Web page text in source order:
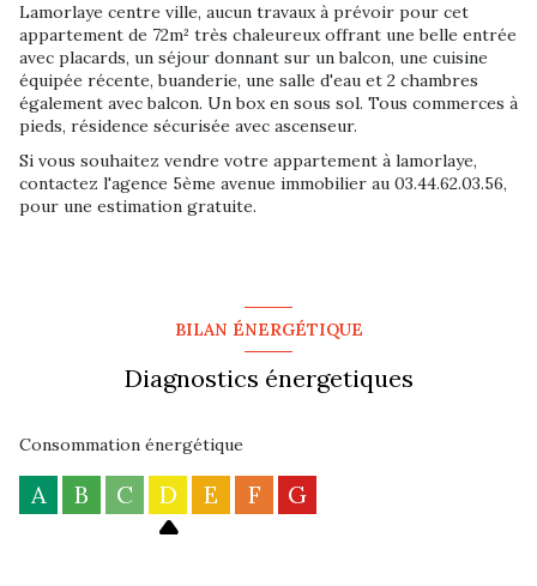
Lamorlaye centre ville, aucun travaux à prévoir pour cet
appartement de 72m² très chaleureux offrant une belle entrée
avec placards, un séjour donnant sur un balcon, une cuisine
équipée récente, buanderie, une salle d'eau et 2 chambres
également avec balcon. Un box en sous sol. Tous commerces à
pieds, résidence sécurisée avec ascenseur.
Si vous souhaitez vendre votre appartement à lamorlaye,
contactez l'agence 5ème avenue immobilier au 03.44.62.03.56,
pour une estimation gratuite.
BILAN ÉNERGÉTIQUE
Diagnostics énergetiques
Consommation énergétique
A B C D E F G